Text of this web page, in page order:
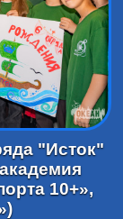
"Исток"
10+»,